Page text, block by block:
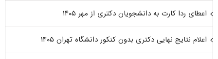
اعطای ردا کارت به دانشجویان دکتری از مهر ۱۴۰۵
اعلام نتایج نهایی دکتری بدون کنکور دانشگاه تهران ۱۴۰۵